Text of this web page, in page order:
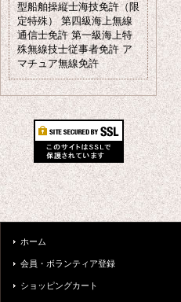
型船舶操縦士海技免許（限
定特殊） 第四級海上無線
通信士免許 第一級海上特
殊無線技士従事者免許 ア
マチュア無線免許
ホーム
会員・ボランティア登録
ショッピングカート